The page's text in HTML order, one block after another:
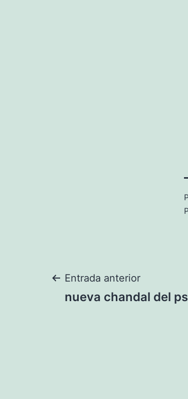
Navegación
Entrada anterior
nueva chandal del